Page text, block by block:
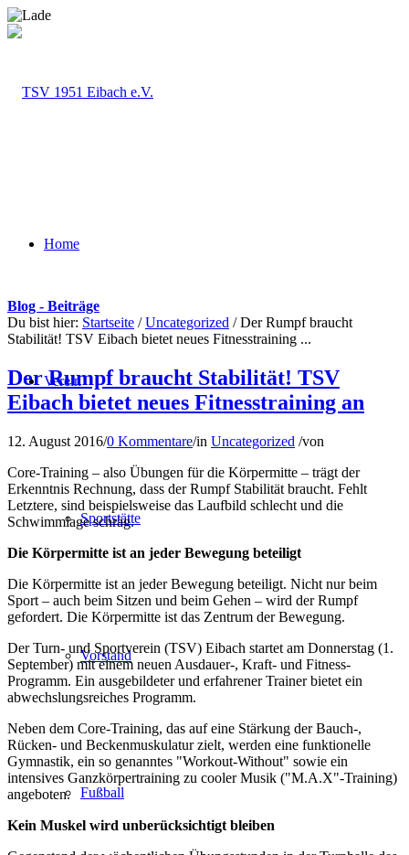
Home
Verein
Sportstätte
Vorstand
Fußball
Blog - Beiträge
Du bist hier: Startseite / Uncategorized / Der Rumpf braucht
Stabilität! TSV Eibach bietet neues Fitnesstraining ...
Der Rumpf braucht Stabilität! TSV
Eibach bietet neues Fitnesstraining an
12. August 2016/0 Kommentare/in Uncategorized /von
Core-Training – also Übungen für die Körpermitte – trägt der
Erkenntnis Rechnung, dass der Rumpf Stabilität braucht. Fehlt
Letztere, sind beispielsweise das Laufbild schlecht und die
Schwimmlage schräg.
Die Körpermitte ist an jeder Bewegung beteiligt
Die Körpermitte ist an jeder Bewegung beteiligt. Nicht nur beim
Sport – auch beim Sitzen und beim Gehen – wird der Rumpf
gefordert. Die Körpermitte ist das Zentrum der Bewegung.
Der Turn- und Sportverein (TSV) Eibach startet am Donnerstag (1.
September) mit einem neuen Ausdauer-, Kraft- und Fitness-
Programm. Ein ausgebildeter und erfahrener Trainer bietet ein
abwechslungsreiches Programm.
Neben dem Core-Training, das auf eine Stärkung der Bauch-,
Rücken- und Beckenmuskulatur zielt, werden eine funktionelle
Gymnastik, ein so genanntes "Workout-Without" sowie ein
intensives Ganzkörpertraining zu cooler Musik ("M.A.X"-Training)
angeboten.
Kein Muskel wird unberücksichtigt bleiben